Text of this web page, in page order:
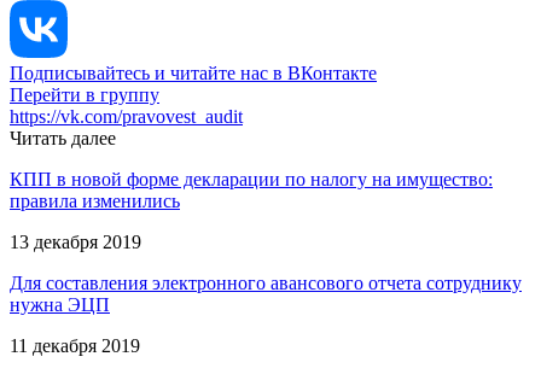
Подписывайтесь и читайте нас в ВКонтакте
Перейти в группу
https://vk.com/pravovest_audit
Читать далее
КПП в новой форме декларации по налогу на имущество:
правила изменились
13 декабря 2019
Для составления электронного авансового отчета сотруднику
нужна ЭЦП
11 декабря 2019